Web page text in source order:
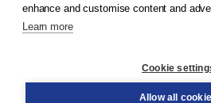
Order
enhance and customise content and
Learn more
Cookie
Allow all